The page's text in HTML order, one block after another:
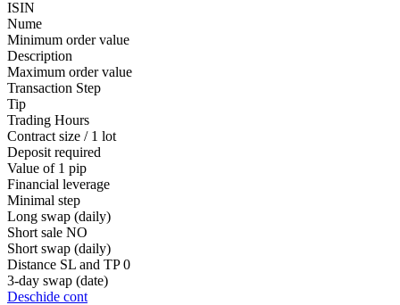
ISIN
Nume
Minimum order value
Description
Maximum order value
Transaction Step
Tip
Trading Hours
Contract size / 1 lot
Deposit required
Value of 1 pip
Financial leverage
Minimal step
Long swap (daily)
Short sale NO
Short swap (daily)
Distance SL and TP 0
3-day swap (date)
Deschide cont